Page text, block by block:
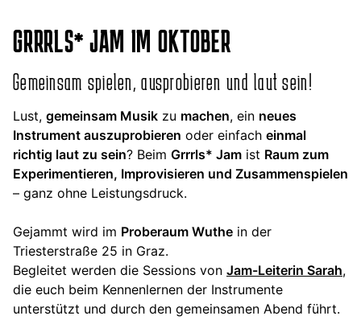
GRRRLS* JAM IM OKTOBER
Gemeinsam spielen, ausprobieren und laut sein!
Lust, gemeinsam Musik zu machen, ein neues
Instrument auszuprobieren oder einfach einmal
richtig laut zu sein? Beim Grrrls* Jam ist Raum zum
Experimentieren, Improvisieren und Zusammenspielen
– ganz ohne Leistungsdruck.
Gejammt wird im Proberaum Wuthe in der
Triesterstraße 25 in Graz.
Begleitet werden die Sessions von Jam-Leiterin Sarah,
die euch beim Kennenlernen der Instrumente
unterstützt und durch den gemeinsamen Abend führt.